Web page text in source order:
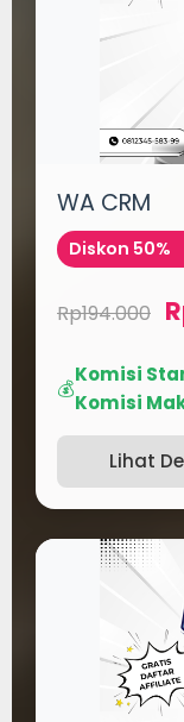
WA CRM
Diskon 50%
Rp194.000
💰
Komisi
Komisi
Lihat